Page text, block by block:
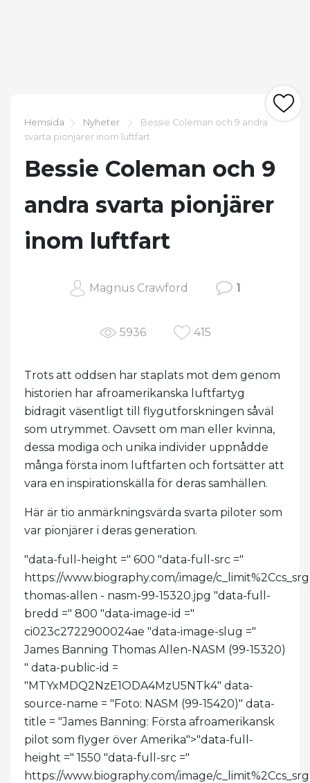
Hemsida Nyheter
Bessie Coleman och 9 andra
svarta pionjärer inom luftfart
Bessie Coleman och 9
andra svarta pionjärer
inom luftfart
Magnus Crawford 1
5936 415
Trots att oddsen har staplats mot dem genom
historien har afroamerikanska luftfartyg
bidragit väsentligt till flygutforskningen såväl
som utrymmet. Oavsett om man eller kvinna,
dessa modiga och unika individer uppnådde
många första inom luftfarten och fortsätter att
vara en inspirationskälla för deras samhällen.
Här är tio anmärkningsvärda svarta piloter som
var pionjärer i deras generation.
"data-full-height =" 600 "data-full-src ="
https://www.biography.com/.image/
thomas-allen - nasm-99-15320.jpg "data-full-
bredd =" 800 "data-image-id ="
ci023c2722900024ae "data-image-slug ="
James Banning Thomas Allen-NASM (99-15320)
" data-public-id =
"MTYxMDQ2NzE1ODA4MzU5NTk4" data-
source-name = "Foto: NASM (99-15420)" data-
title = "James Banning: Första afroamerikansk
pilot som flyger över Amerika">"data-full-
height =" 1550 "data-full-src ="
https://www.biography.com/.image/